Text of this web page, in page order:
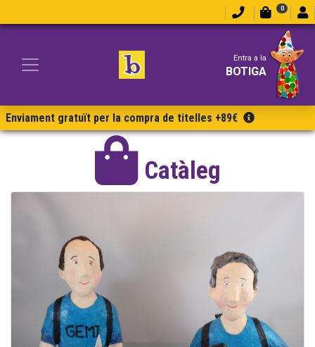
0
Entra a la
BOTIGA
Enviament gratuït per la compra de titelles +89€
Catàleg